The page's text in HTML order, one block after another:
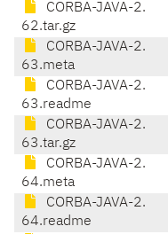
CORBA-JAVA-2.
62.tar.gz
CORBA-JAVA-2.
63.meta
CORBA-JAVA-2.
63.readme
CORBA-JAVA-2.
63.tar.gz
CORBA-JAVA-2.
64.meta
CORBA-JAVA-2.
64.readme